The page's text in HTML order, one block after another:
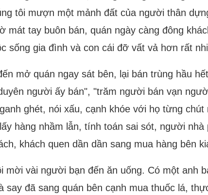
tôi mượn một mảnh đất của người thân
mát tay buôn bán, quán ngày càng đông
sống gia đình và con cái đỡ vất vả hơn rất
mở quán ngay sát bên, lại bán trùng hầu
người ấy bán", "trăm người bán vạn
ghét, nói xấu, cạnh khóe với họ từng
hàng nhầm lẫn, tính toán sai sót, người
khách quen dần dần sang mua hàng bên
vài người bạn đến ăn uống. Có một anh
say đã sang quán bên cạnh mua thuốc lá,